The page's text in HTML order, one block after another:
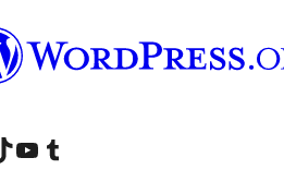
d'Instagram
compte de LinkedIn
nostre compte de TikTok
Visiteu el nostre canal al YouTube
Visiteu el nostre compte de Tumblr